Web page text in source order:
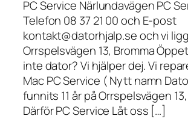
PC Service Närlundavägen PC
Telefon 08 37 21 00 och E-post
kontakt@datorhjalp.se och vi
Orrspelsvägen 13, Bromma
inte dator? Vi hjälper dej. Vi
Mac PC Service ( Nytt namn
funnits 11 år på Orrspelsvägen
Därför PC Service Låt oss […]